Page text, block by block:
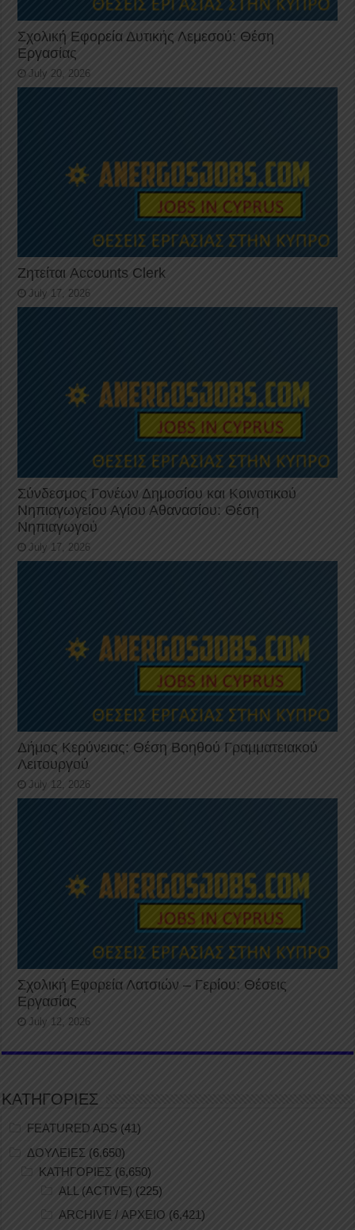
Σχολική Εφορεία Δυτικής Λεμεσού: Θέση
Εργασίας
July 20, 2026
Ζητείται Accounts Clerk
July 17, 2026
Σύνδεσμος Γονέων Δημοσίου και Κοινοτικού
Νηπιαγωγείου Αγίου Αθανασίου: Θέση
Νηπιαγωγού
July 17, 2026
Δήμος Κερύνειας: Θέση Βοηθού Γραμματειακού
Λειτουργού
July 12, 2026
Σχολική Εφορεία Λατσιών – Γερίου: Θέσεις
Εργασίας
July 12, 2026
ΚΑΤΗΓΟΡΙΕΣ
FEATURED ADS (41)
ΔΟΥΛΕΙΕΣ (6,650)
ΚΑΤΗΓΟΡΙΕΣ (6,650)
ALL (ACTIVE) (225)
ARCHIVE / ΑΡΧΕΙΟ (6,421)